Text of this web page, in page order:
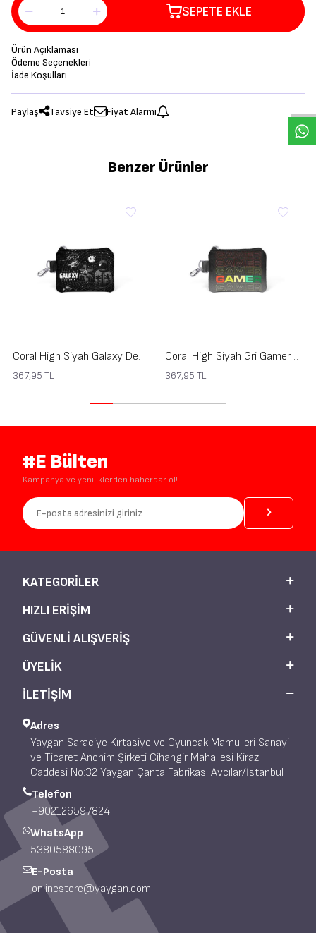
SEPETE EKLE
Ürün Açıklaması
Ödeme Seçenekleri
İade Koşulları
Paylaş Tavsiye Et Fiyat Alarmı
Benzer Ürünler
Coral High Siyah Galaxy Desenli Bozuk Para Çantası 21913
367,95 TL
Coral High Siyah Gri Gamer Desenli Bozuk Para Çantası 21909
367,95 TL
#E Bülten
Kampanya ve yeniliklerden haberdar ol!
KATEGORILER
HIZLI ERIŞIM
GÜVENLI ALIŞVERIŞ
ÜYELIK
İLETİŞİM
Adres
Yaygan Saraciye Kırtasiye ve Oyuncak Mamulleri Sanayi
ve Ticaret Anonim Şirketi Cihangir Mahallesi Kirazlı
Caddesi No:32 Yaygan Çanta Fabrikası Avcılar/İstanbul
Telefon
+902126597824
WhatsApp
5380588095
E-Posta
onlinestore@yaygan.com